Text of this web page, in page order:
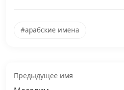
#арабские имена
Предыдущее имя